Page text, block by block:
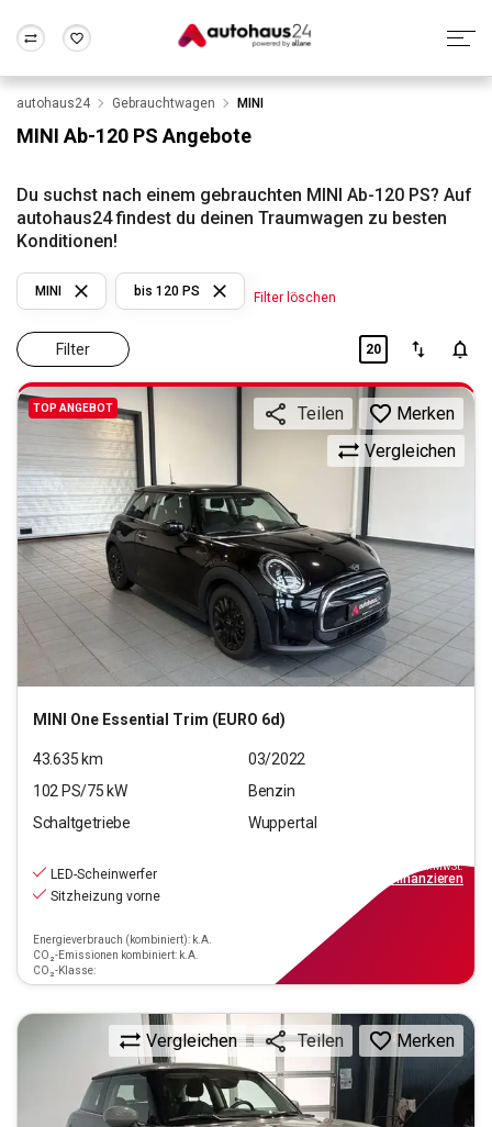
Wir bewerten dein Auto
Alle Fragen & Antworten
Rund um die Inzahlungnahme
Frankfurt Wuppertal
autohaus24 Gebrauchtwagen MINI
MINI Ab-120 PS Angebote
Du suchst nach einem gebrauchten MINI Ab-120 PS? Auf
autohaus24 findest du deinen Traumwagen zu besten
Konditionen!
Filter
MINI bis 120 PS Filter löschen
20
TOP ANGEBOT
MINI One Essential Trim (EURO 6d)
Vergleichen
Teilen Merken
43.635 km
03/2022
102 PS/75 kW
Benzin
Schaltgetriebe
Wuppertal
LED-Scheinwerfer
Sitzheizung vorne
Energieverbrauch (kombiniert): k.A.
CO₂-Emissionen kombiniert: k.A.
CO₂-Klasse:
inkl.MwSt.
finanzieren
Vergleichen Teilen Merken